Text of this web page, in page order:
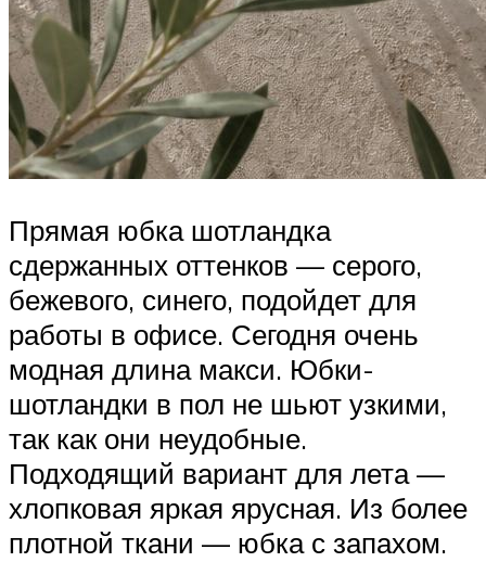
Прямая юбка шотландка
сдержанных оттенков — серого,
бежевого, синего, подойдет для
работы в офисе. Сегодня очень
модная длина макси. Юбки-
шотландки в пол не шьют узкими,
так как они неудобные.
Подходящий вариант для лета —
хлопковая яркая ярусная. Из более
плотной ткани — юбка с запахом.